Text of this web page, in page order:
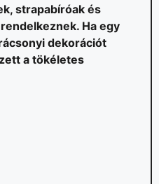
strapabíróak és
Ha egy
dekorációt
a tökéletes